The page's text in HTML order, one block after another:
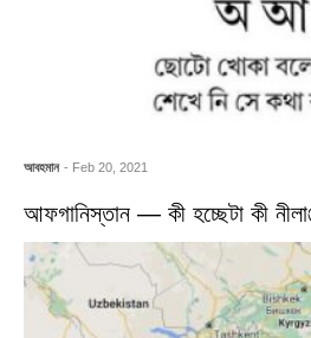
আবহমান - Feb 20, 2021
আফগানিস্তান — কী হচ্ছেটা কী